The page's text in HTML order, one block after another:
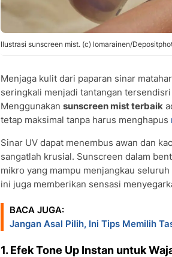
Ilustrasi sunscreen mist. (c) lomarainen/
Menjaga kulit dari paparan sinar
seringkali menjadi tantangan
Menggunakan sunscreen mist terbaik
tetap maksimal tanpa harus menghapus
Sinar UV dapat menembus awan dan
sangatlah krusial. Sunscreen dalam
mikro yang mampu menjangkau
ini juga memberikan sensasi
BACA JUGA:
Jangan Asal Pilih, Ini Tips Memilih
1. Efek Tone Up Instan untuk